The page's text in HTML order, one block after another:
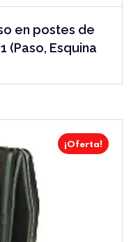
en postes de
(Paso, Esquina
¡Oferta!